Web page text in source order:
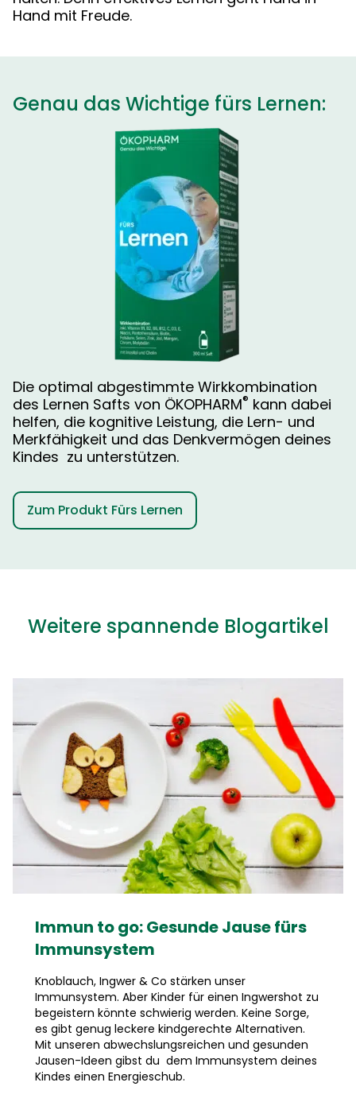
Hand mit Freude.
Genau das Wichtige fürs Lernen:
Die optimal abgestimmte Wirkkombination
des Lernen Safts von ÖKOPHARM® kann dabei
helfen, die kognitive Leistung, die Lern- und
Merkfähigkeit und das Denkvermögen deines
Kindes zu unterstützen.
Zum Produkt Fürs Lernen
Weitere spannende Blogartikel
Immun to go: Gesunde Jause fürs
Immunsystem
Knoblauch, Ingwer & Co stärken unser
Immunsystem. Aber Kinder für einen Ingwershot zu
begeistern könnte schwierig werden. Keine Sorge,
es gibt genug leckere kindgerechte Alternativen.
Mit unseren abwechslungsreichen und gesunden
Jausen-Ideen gibst du dem Immunsystem deines
Kindes einen Energieschub.